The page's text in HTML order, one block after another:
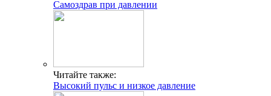
Самоздрав при давлении
Читайте также:
Высокий пульс и низкое давление